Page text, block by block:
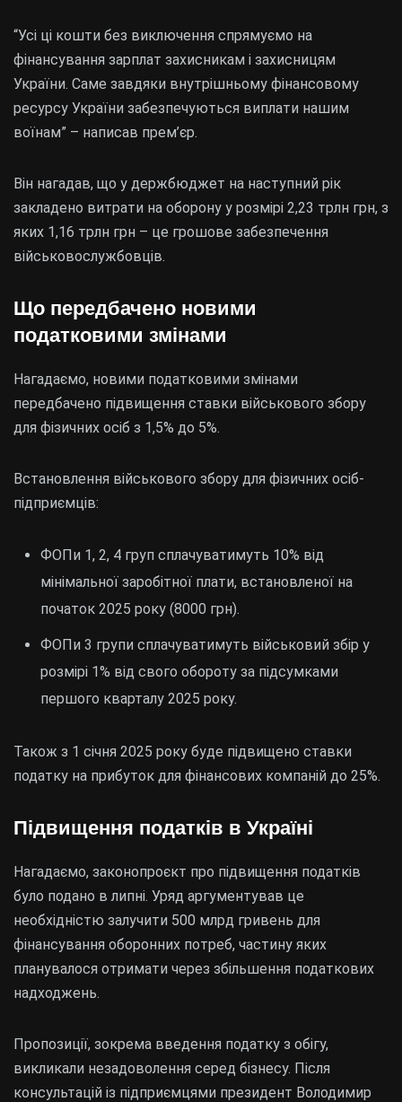
“Усі ці кошти без виключення спрямуємо на
фінансування зарплат захисникам і захисницям
України. Саме завдяки внутрішньому фінансовому
ресурсу України забезпечуються виплати нашим
воїнам” – написав прем’єр.
Він нагадав, що у держбюджет на наступний рік
закладено витрати на оборону у розмірі 2,23 трлн грн, з
яких 1,16 трлн грн – це грошове забезпечення
військовослужбовців.
Що передбачено новими
податковими змінами
Нагадаємо, новими податковими змінами
передбачено підвищення ставки військового збору
для фізичних осіб з 1,5% до 5%.
Встановлення військового збору для фізичних осіб-
підприємців:
ФОПи 1, 2, 4 груп сплачуватимуть 10% від
мінімальної заробітної плати, встановленої на
початок 2025 року (8000 грн).
ФОПи 3 групи сплачуватимуть військовий збір у
розмірі 1% від свого обороту за підсумками
першого кварталу 2025 року.
Також з 1 січня 2025 року буде підвищено ставки
податку на прибуток для фінансових компаній до 25%.
Підвищення податків в Україні
Нагадаємо, законопроєкт про підвищення податків
було подано в липні. Уряд аргументував це
необхідністю залучити 500 млрд гривень для
фінансування оборонних потреб, частину яких
планувалося отримати через збільшення податкових
надходжень.
Пропозиції, зокрема введення податку з обігу,
викликали незадоволення серед бізнесу. Після
консультацій із підприємцями президент Володимир